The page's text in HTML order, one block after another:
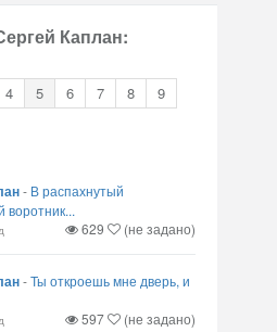
Каплан:
4 5 6 7 8
9
- В распахнутый
воротник...
629 (не задано)
-Ты откроешь мне дверь, и
597 (не задано)